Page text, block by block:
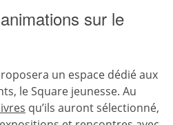
sur le
un espace dédié aux
le Square jeunesse. Au
qu’ils auront sélectionné,